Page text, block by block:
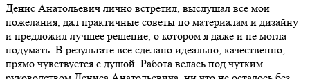
Денис Анатольевич лично встретил, выслушал все мои
пожелания, дал практичные советы по материалам и дизайну
и предложил лучшее решение, о котором я даже и не могла
подумать. В результате все сделано идеально, качественно,
прямо чувствуется с душой. Работа велась под чутким